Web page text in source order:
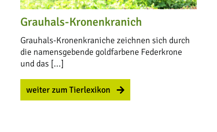
Grauhals-Kronenkranich
Grauhals-Kronenkraniche zeichnen sich durch
die namensgebende goldfarbene Federkrone
und das [...]
weiter zum Tierlexikon